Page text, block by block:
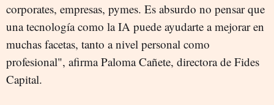
corporates, empresas, pymes. Es absurdo no pensar que
una tecnología como la IA puede ayudarte a mejorar en
muchas facetas, tanto a nivel personal como
profesional", afirma Paloma Cañete, directora de Fides
Capital.